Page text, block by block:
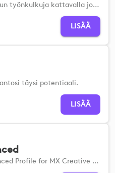
Paranna liikesuunnittelun työnkulkuja kattavalla joukolla kehittyneitä visuaalisia sommittelutyökaluja.
LISÄÄ
täysi potentiaali.
LISÄÄ
Adobe Illustrator Advanced Profile for MX Creative Devices -profiili auttaa sinua tekemään asetukset nopeasti, jotta voit virtaviivaistaa vektorimuotoilun ja kuvituksen työnkulkuja.